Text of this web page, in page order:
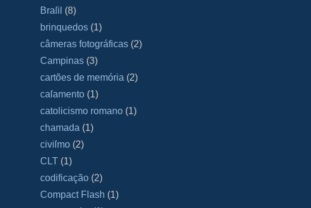
Braſil (8)
brinquedos (1)
câmeras fotográficas (2)
Campinas (3)
cartões de memória (2)
caſamento (1)
catolicismo romano (1)
chamada (1)
civiſmo (2)
CLT (1)
codificação (2)
Compact Flash (1)